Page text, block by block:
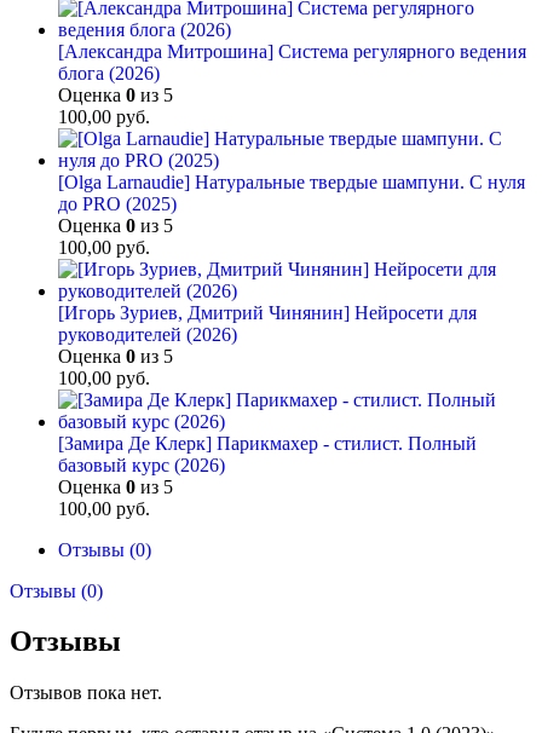
[Александра Митрошина] Система регулярного ведения
блога (2026)
Оценка 0 из 5
100,00 руб.
[Olga Larnaudie] Натуральные твердые шампуни. С нуля
до PRO (2025)
Оценка 0 из 5
100,00 руб.
[Игорь Зуриев, Дмитрий Чинянин] Нейросети для
руководителей (2026)
Оценка 0 из 5
100,00 руб.
[Замира Де Клерк] Парикмахер - стилист. Полный
базовый курс (2026)
Оценка 0 из 5
100,00 руб.
Отзывы (0)
Отзывы (0)
Отзывы
Отзывов пока нет.